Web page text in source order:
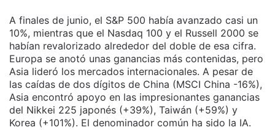
A finales de junio, el S&P 500 había avanzado casi un
10%, mientras que el Nasdaq 100 y el Russell 2000 se
habían revalorizado alrededor del doble de esa cifra.
Europa se anotó unas ganancias más contenidas, pero
Asia lideró los mercados internacionales. A pesar de
las caídas de dos dígitos de China (MSCI China -16%),
Asia encontró apoyo en las impresionantes ganancias
del Nikkei 225 japonés (+39%), Taiwán (+59%) y
Korea (+101%). El denominador común ha sido la IA.